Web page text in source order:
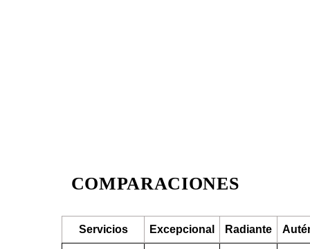
COMPARACIONES
Servicios Excepcional Radiante